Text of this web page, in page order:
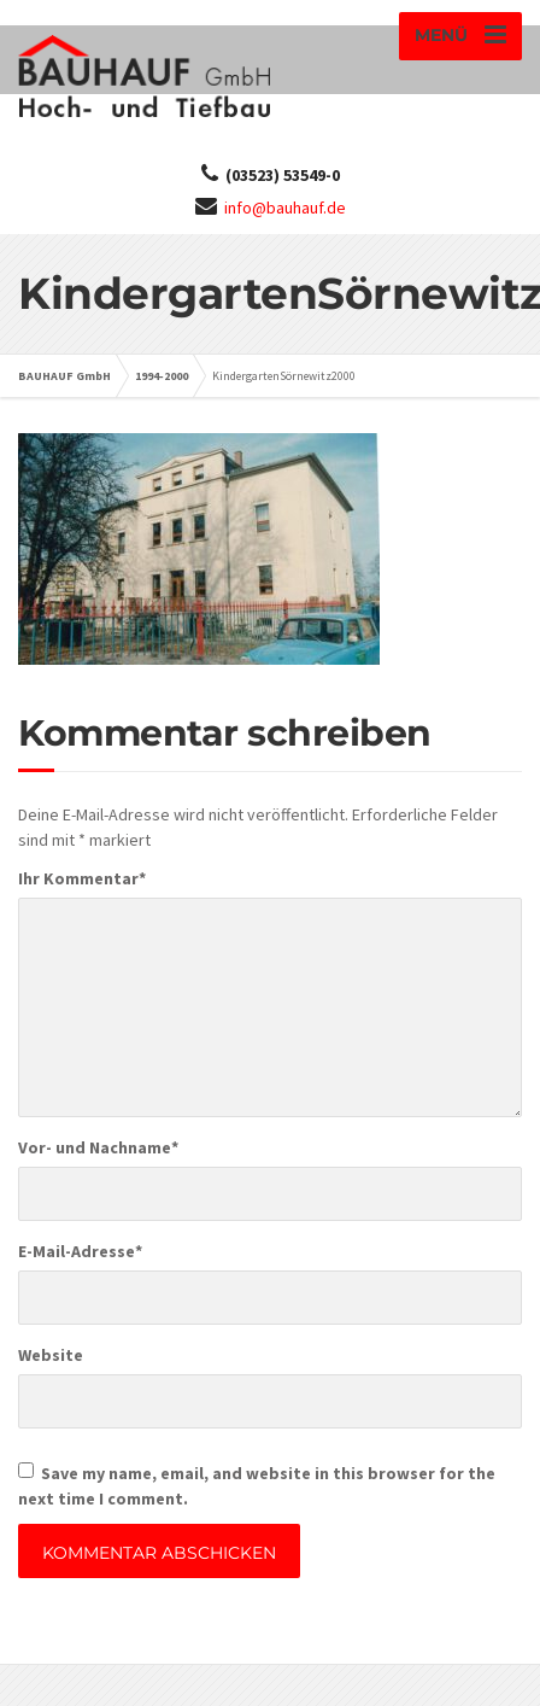
MENÜ
(03523) 53549-0
info@bauhauf.de
BAUHAUF GmbH 1994-2000 KindergartenSörnewitz2000
Kommentar schreiben
Deine E-Mail-Adresse wird nicht veröffentlicht. Erforderliche Felder
sind mit * markiert
Ihr Kommentar*
Vor- und Nachname*
E-Mail-Adresse*
Website
Save my name, email, and website in this browser for the
next time I comment.